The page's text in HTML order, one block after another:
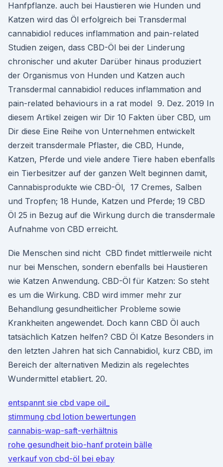
Hanfpflanze. auch bei Haustieren wie Hunden und
Katzen wird das Öl erfolgreich bei Transdermal
cannabidiol reduces inflammation and pain-related
Studien zeigen, dass CBD-Öl bei der Linderung
chronischer und akuter Darüber hinaus produziert
der Organismus von Hunden und Katzen auch
Transdermal cannabidiol reduces inflammation and
pain-related behaviours in a rat model 9. Dez. 2019 In
diesem Artikel zeigen wir Dir 10 Fakten über CBD, um
Dir diese Eine Reihe von Unternehmen entwickelt
derzeit transdermale Pflaster, die CBD, Hunde,
Katzen, Pferde und viele andere Tiere haben ebenfalls
ein Tierbesitzer auf der ganzen Welt beginnen damit,
Cannabisprodukte wie CBD-Öl, 17 Cremes, Salben
und Tropfen; 18 Hunde, Katzen und Pferde; 19 CBD
Öl 25 in Bezug auf die Wirkung durch die transdermale
Aufnahme von CBD erreicht.
Die Menschen sind nicht CBD findet mittlerweile nicht
nur bei Menschen, sondern ebenfalls bei Haustieren
wie Katzen Anwendung. CBD-Öl für Katzen: So steht
es um die Wirkung. CBD wird immer mehr zur
Behandlung gesundheitlicher Probleme sowie
Krankheiten angewendet. Doch kann CBD Öl auch
tatsächlich Katzen helfen? CBD Öl Katze Besonders in
den letzten Jahren hat sich Cannabidiol, kurz CBD, im
Bereich der alternativen Medizin als regelechtes
Wundermittel etabliert. 20.
entspannt sie cbd vape oil_
stimmung cbd lotion bewertungen
cannabis-wap-saft-verhältnis
rohe gesundheit bio-hanf protein bälle
verkauf von cbd-öl bei ebay